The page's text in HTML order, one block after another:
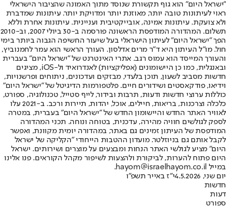
"ישראל היום" הוא גוף תקשורת שנוסד מתוך האמונה שהציבור הישראלי
ראוי לעיתונות טובה יותר, מאוזנת יותר ומדויקת יותר. עיתונות שמדברת
ולא צועקת. עיתונות אמינה, אובייקטיבית ועניינית. עיתונות אחרת וללא
תשלום. המהדורה המודפסת הראשונה פורסמה ב-30 ביולי 2007, וב-2010
הפך "ישראל היום" לעיתון הישראלי בעל שיעור החשיפה הגבוה ביותר בימי
חול. מו"ל העיתון היא ד"ר מרים אדלסון. העורך הראשי הוא עמר לחמנוביץ,
והעורך המייסד הוא עמוס רגב. אתרי האינטרנט של "ישראל היום" בעברית
ובאנגלית, כמו כן היישומונים (אפליקציות) לאנדרואיד ול-iOS, מציגים
חדשות מסביב לשעון, תוכן בלעדי, מבזקים ועדכונים, ניתוחים ופרשנויות,
וידיאו, פודקאסטים ושידורים חיים. פלטפורמות הדיגיטל של "ישראל היום"
כוללות ערוצי חדשות ודעות, תרבות ובידור, לייף סטייל, טכנולוגיה, ספורט,
כלכלה וצרכנות, בריאות, חיילים, אוכל, יהדות, תיירות ורכב. ב-2021 עלו
לאוויר האתר החדש והיישומון החדש של "ישראל היום" בעברית, במטרה
לספק לגולשים חוויה מהירה, עדכנית, בטוחה ונוחה. תכני המהדורה
המודפסת של העיתון זמינים גם באתר, במהדורה יומית מקוונת, ואפשר
לקבל אותם גם בניוזלטר. מועדון ההטבות הייחודי "הקליקה של ישראל
היום" מציע לגולשי האתר הנחות ומבצעים על מוצרים ושירותים. ישראל
היום פתוח להערות, לביקורת ולהצעות לשיפור מקהל הקוראים. פנו אלינו
במייל hayom@israelhayom.co.il.
יום שני, 4.5.2026
י"ז באייר תשפ"ו
חדשות
דעות
ספורט